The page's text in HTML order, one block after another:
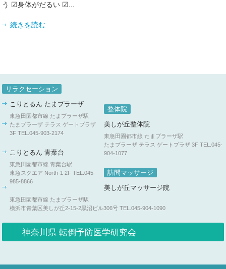
う ☑身体がだるい ☑...
続きを読む
リラクセーション
こりとるん たまプラーザ
東急田園都市線 たまプラーザ駅
たまプラーザ テラス ゲートプラザ
3FTEL.045-903-2174
こりとるん 青葉台
東急田園都市線 青葉台駅
東急スクエア North-1 2FTEL.045-
985-8866
整体院
美しが丘整体院
東急田園都市線 たまプラーザ駅
たまプラーザ テラス ゲートプラザ 3F TEL.045-
904-1077
訪問マッサージ
美しが丘マッサージ院
東急田園都市線 たまプラーザ駅
横浜市青葉区美しが丘2-15-2黒沼ビル306号 TEL.045-904-1090
神奈川県 転倒予防医学研究会